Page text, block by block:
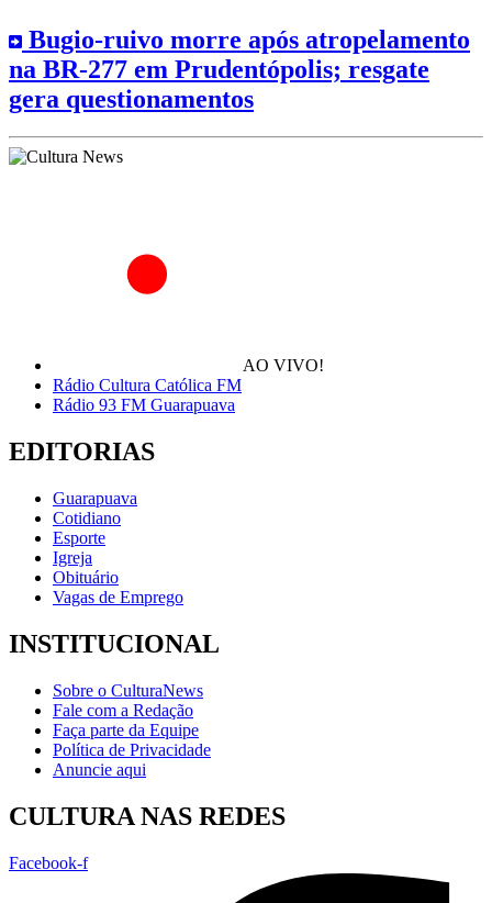
Bugio-ruivo morre após atropelamento
na BR-277 em Prudentópolis; resgate
gera questionamentos
AO VIVO!
Rádio Cultura Católica FM
Rádio 93 FM Guarapuava
EDITORIAS
Guarapuava
Cotidiano
Esporte
Igreja
Obituário
Vagas de Emprego
INSTITUCIONAL
Sobre o CulturaNews
Fale com a Redação
Faça parte da Equipe
Política de Privacidade
Anuncie aqui
CULTURA NAS REDES
Facebook-f